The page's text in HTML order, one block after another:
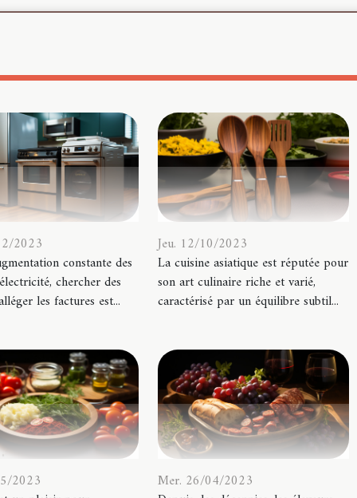
2023
constante des
chercher des
les factures est...
Jeu. 12/10/2023
La cuisine asiatique est réputée pour
son art culinaire riche et varié,
caractérisé par un équilibre subtil...
2023
Mer. 26/04/2023